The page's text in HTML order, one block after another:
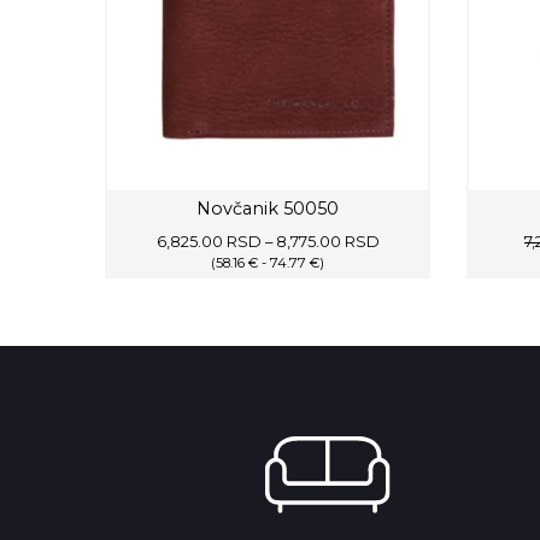
Novčanik 50050
6,825.00 RSD – 8,775.00 RSDPrice
(58.16 € - 74.77 €)